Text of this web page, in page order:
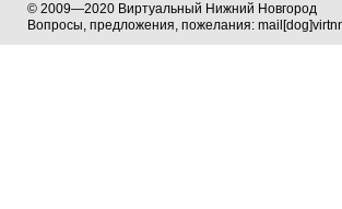
© 2009—2020 Виртуальный Нижний Новгород
Вопросы, предложения, пожелания: